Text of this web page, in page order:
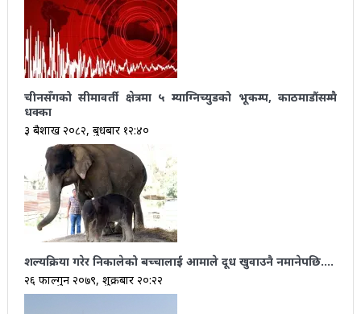
चीनसँगको सीमावर्ती क्षेत्रमा ५ म्याग्निच्युडको भूकम्प, काठमाडौंसम्मै
धक्का
३ बैशाख २०८२, बुधबार १२:४०
शल्यक्रिया गरेर निकालेको बच्चालाई आमाले दूध खुवाउनै नमानेपछि….
२६ फाल्गुन २०७९, शुक्रबार २०:२२